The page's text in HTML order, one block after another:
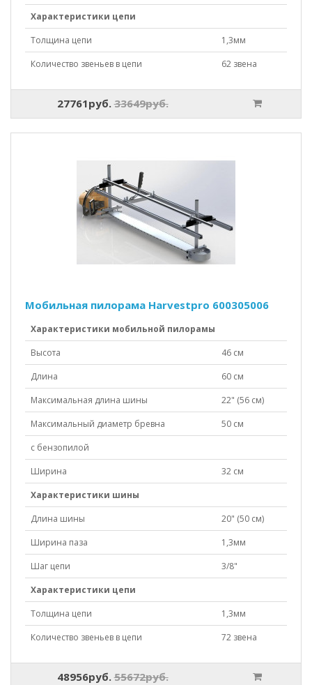
Характеристики цепи
Толщина цепи
1,3мм
Количество звеньев в цепи
62 звена
27761руб. 33649руб.
Мобильная пилорама Harvestpro 600305006
Характеристики мобильной пилорамы
Высота
46 см
Длина
60 см
Максимальная длина шины
22" (56 см)
Максимальный диаметр бревна
50 см
с бензопилой
Ширина
32 см
Характеристики шины
Длина шины
20" (50 см)
Ширина паза
1,3мм
Шаг цепи
3/8"
Характеристики цепи
Толщина цепи
1,3мм
Количество звеньев в цепи
72 звена
48956руб. 55672руб.